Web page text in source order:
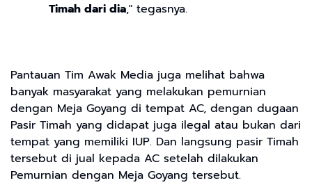
Timah dari dia," tegasnya.
Pantauan Tim Awak Media juga melihat bahwa
banyak masyarakat yang melakukan pemurnian
dengan Meja Goyang di tempat AC, dengan dugaan
Pasir Timah yang didapat juga ilegal atau bukan dari
tempat yang memiliki IUP. Dan langsung pasir Timah
tersebut di jual kepada AC setelah dilakukan
Pemurnian dengan Meja Goyang tersebut.